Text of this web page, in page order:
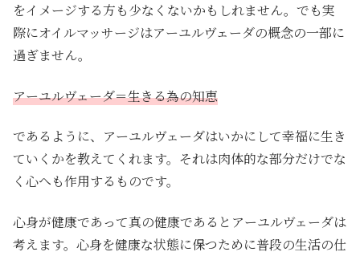
をイメージする方も少なくないかもしれません。でも実
際にオイルマッサージはアーユルヴェーダの概念の一部に
過ぎません。
アーユルヴェーダ＝生きる為の知恵
であるように、アーユルヴェーダはいかにして幸福に生き
ていくかを教えてくれます。それは肉体的な部分だけでな
く心へも作用するものです。
心身が健康であって真の健康であるとアーユルヴェーダは
考えます。心身を健康な状態に保つために普段の生活の仕